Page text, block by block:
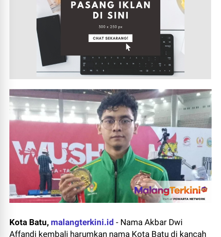
Kota Batu, malangterkini.id - Nama Akbar Dwi
Affandi kembali harumkan nama Kota Batu di kancah